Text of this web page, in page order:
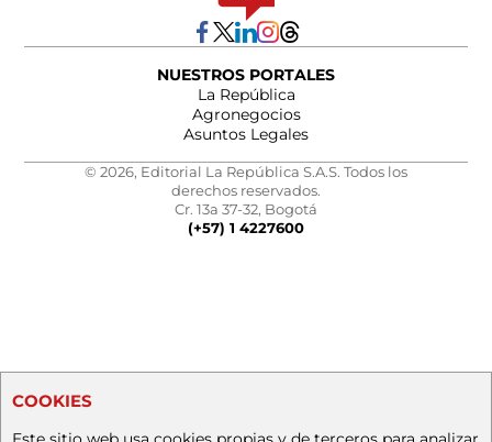
NUESTROS PORTALES
La República
Agronegocios
Asuntos Legales
© 2026, Editorial La República S.A.S. Todos los
derechos reservados.
Cr. 13a 37-32, Bogotá
(+57) 1 4227600
COOKIES